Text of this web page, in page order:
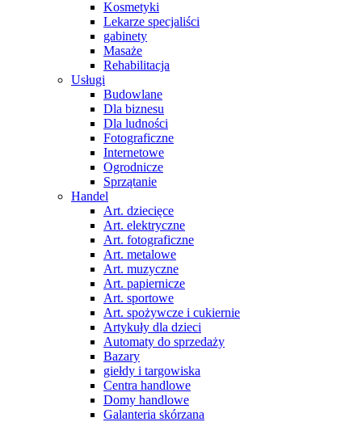
Kosmetyki
Lekarze specjaliści
gabinety
Masaże
Rehabilitacja
Usługi
Budowlane
Dla biznesu
Dla ludności
Fotograficzne
Internetowe
Ogrodnicze
Sprzątanie
Handel
Art. dziecięce
Art. elektryczne
Art. fotograficzne
Art. metalowe
Art. muzyczne
Art. papiernicze
Art. sportowe
Art. spożywcze i cukiernie
Artykuły dla dzieci
Automaty do sprzedaży
Bazary
giełdy i targowiska
Centra handlowe
Domy handlowe
Galanteria skórzana